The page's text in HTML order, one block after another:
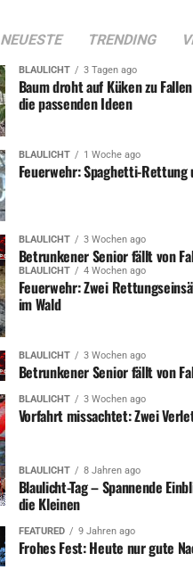
NEUESTE TRENDING
BLAULICHT 3 Tagen ago
Baum droht auf Küken zu
die passenden Ideen
BLAULICHT 1 Woche ago
Feuerwehr: Spaghetti-Rettung
BLAULICHT 3 Wochen ago
Betrunkener Senior fällt von
BLAULICHT 4 Wochen ago
Feuerwehr: Zwei
im Wald
BLAULICHT 3 Wochen ago
Betrunkener Senior fällt von
BLAULICHT 3 Wochen ago
Vorfahrt missachtet: Zwei
BLAULICHT 8 Jahren ago
Blaulicht-Tag – Spannende
die Kleinen
FEATURED 9 Jahren ago
Frohes Fest: Heute nur gute